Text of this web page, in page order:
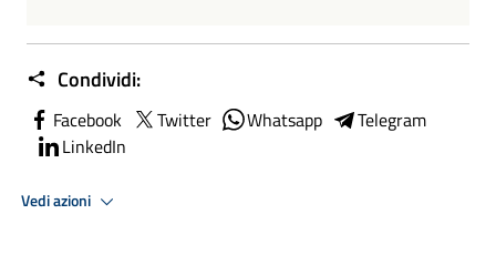
Condividi:
Facebook Twitter Whatsapp
Telegram
LinkedIn
Vedi azioni